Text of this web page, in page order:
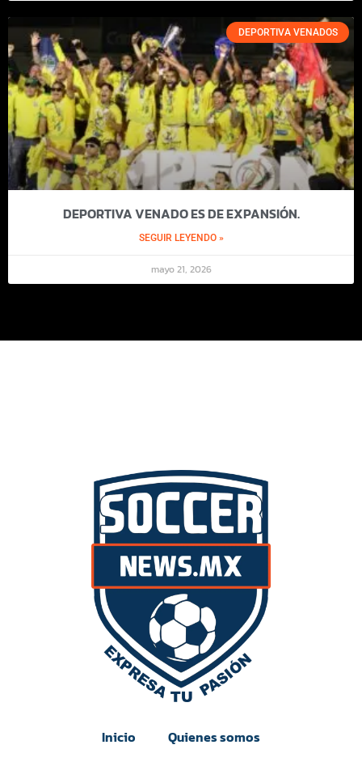
DEPORTIVA VENADOS
DEPORTIVA VENADO ES DE EXPANSIÓN.
SEGUIR LEYENDO »
mayo 21, 2026
Inicio
Quienes somos